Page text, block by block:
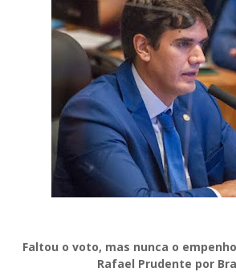
Faltou o voto, mas nunca o
Rafael Prudente por